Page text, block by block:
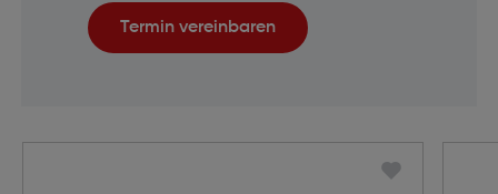
Termin vereinbaren